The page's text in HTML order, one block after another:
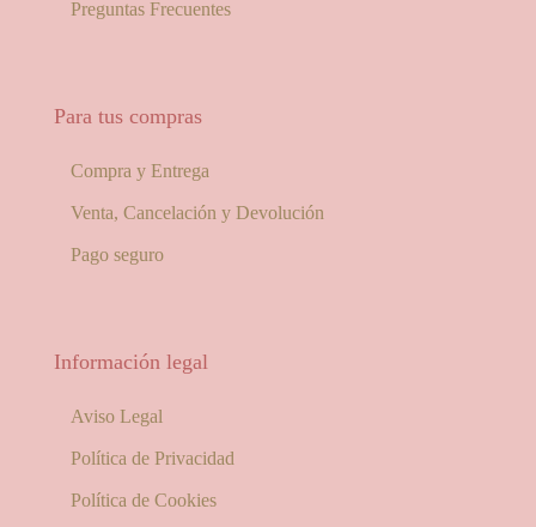
Preguntas Frecuentes
Para tus compras
Compra y Entrega
Venta, Cancelación y Devolución
Pago seguro
Información legal
Aviso Legal
Política de Privacidad
Política de Cookies